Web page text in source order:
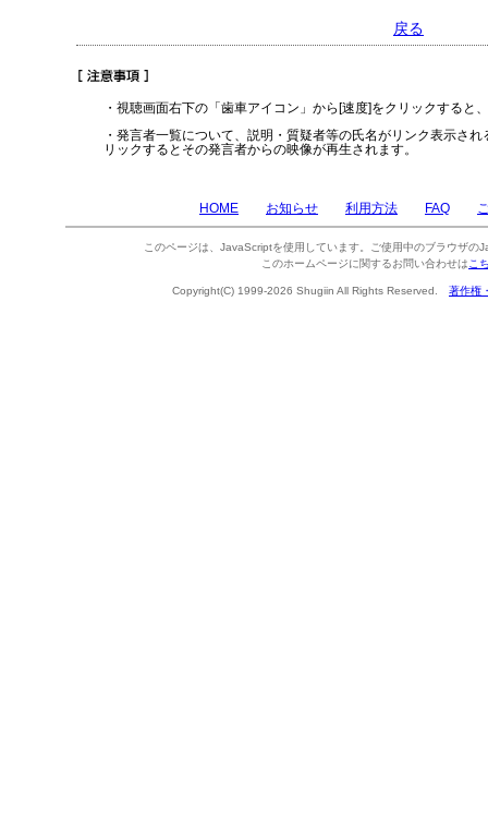
戻る
・視聴画面右下の「歯車アイコン」から[速度]をクリックすると
・発言者一覧について、説明・質疑者等の氏名がリンク表示さ
リックするとその発言者からの映像が再生されます。
HOME お知らせ 利用方法 FAQ
このページは、JavaScriptを使用しています。ご使用中のブラウザの
このホームページに関するお問い合わせは こ
Copyright(C) 1999-2026 Shugiin All Rights Reserved. 著作権